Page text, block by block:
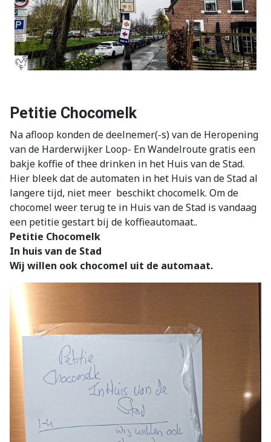
Petitie Chocomelk
Na afloop konden de deelnemer(-s) van de Heropening
van de Harderwijker Loop- En Wandelroute gratis een
bakje koffie of thee drinken in het Huis van de Stad.
Hier bleek dat de automaten in het Huis van de Stad al
langere tijd, niet meer beschikt chocomelk. Om de
chocomel weer terug te in Huis van de Stad is vandaag
een petitie gestart bij de koffieautomaat..
Petitie Chocomelk
In huis van de Stad
Wij willen ook chocomel uit de automaat.